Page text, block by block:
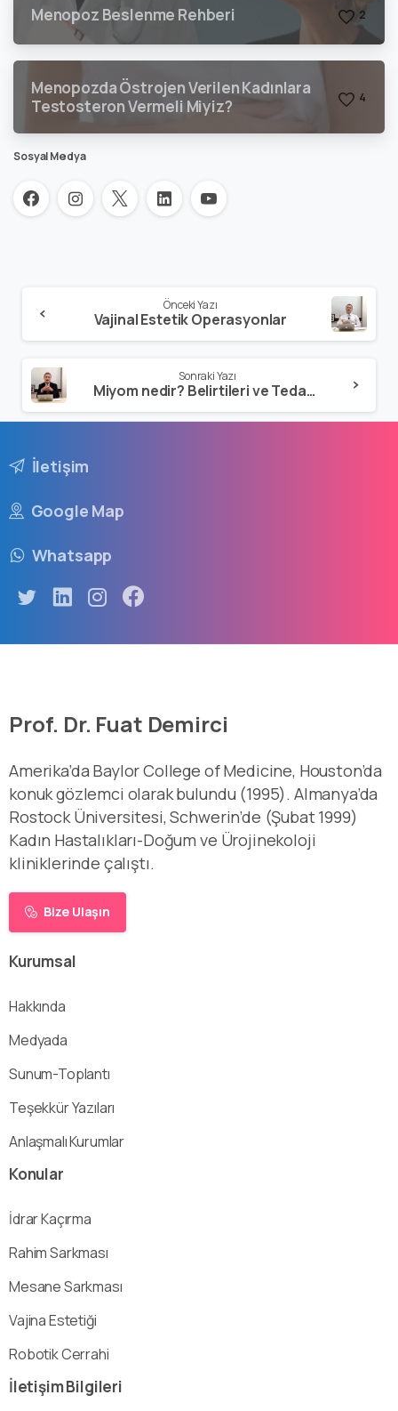
Menopoz Beslenme Rehberi 2
Menopozda Östrojen Verilen Kadınlara
Testosteron Vermeli Miyiz?
4
Sosyal Medya
Önceki Yazı
Vajinal Estetik Operasyonlar
Sonraki Yazı
Miyom nedir? Belirtileri ve Tedavisi Nasıldır?
İletişim
Google Map
Whatsapp
Prof. Dr. Fuat Demirci
Amerika’da Baylor College of Medicine, Houston’da
konuk gözlemci olarak bulundu (1995). Almanya’da
Rostock Üniversitesi, Schwerin’de (Şubat 1999)
Kadın Hastalıkları-Doğum ve Ürojinekoloji
kliniklerinde çalıştı.
Bize Ulaşın
Kurumsal
Hakkında
Medyada
Sunum-Toplantı
Teşekkür Yazıları
Anlaşmalı Kurumlar
Konular
İdrar Kaçırma
Rahim Sarkması
Mesane Sarkması
Vajina Estetiği
Robotik Cerrahi
İletişimBilgileri